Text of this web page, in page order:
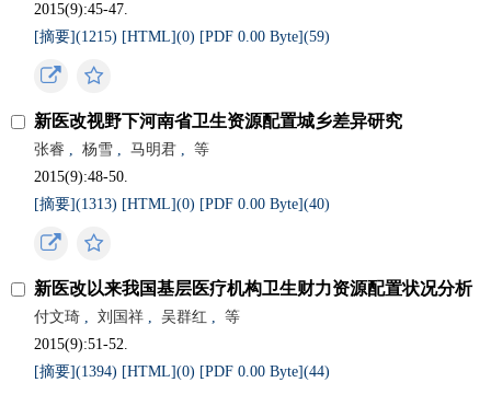
2015(9):45-47.
[摘要](1215) [HTML](0) [PDF 0.00 Byte](59)
新医改视野下河南省卫生资源配置城乡差异研究
张睿 , 杨雪 , 马明君 ,
等
2015(9):48-50.
[摘要](1313) [HTML](0) [PDF 0.00 Byte](40)
新医改以来我国基层医疗机构卫生财力资源配置状况分析
付文琦 , 刘国祥 , 吴群红 ,
等
2015(9):51-52.
[摘要](1394) [HTML](0) [PDF 0.00 Byte](44)